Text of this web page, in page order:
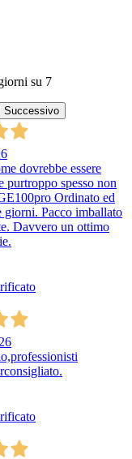
su 7
Successivo
dovrebbe essere
purtroppo spesso non
Ordinato ed
giorni. Pacco imballato
Davvero un ottimo